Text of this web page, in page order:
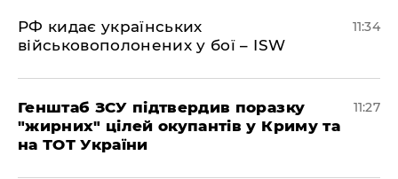
РФ кидає українських
військовополонених у бої – ISW
11:34
Генштаб ЗСУ підтвердив поразку
"жирних" цілей окупантів у Криму та
на ТОТ України
11:27